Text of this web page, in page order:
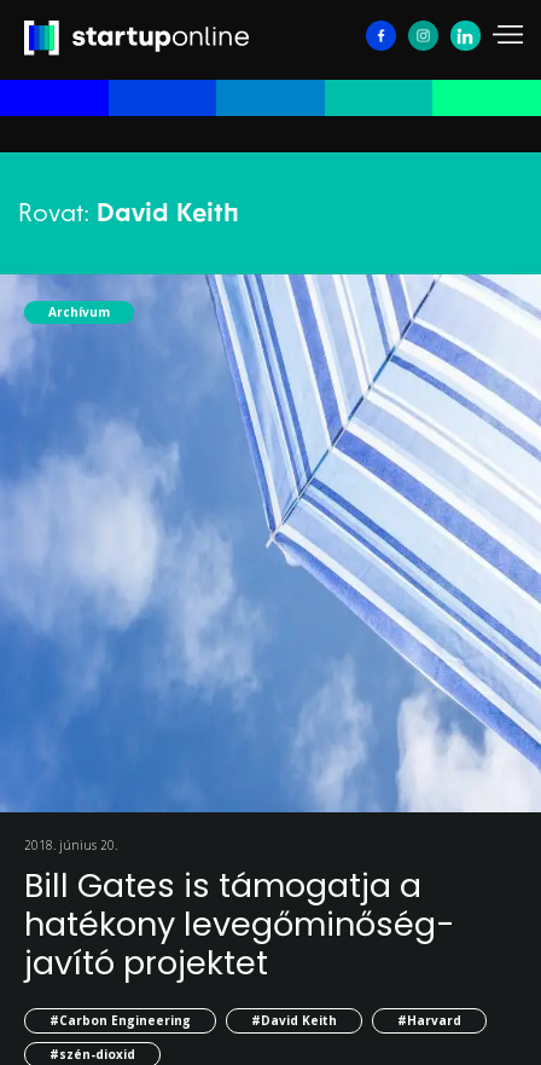
Rovat: David Keith
Archívum
2018. június 20.
Bill Gates is támogatja a
hatékony levegőminőség-
javító projektet
#Carbon Engineering #David Keith
#Harvard
#szén-dioxid